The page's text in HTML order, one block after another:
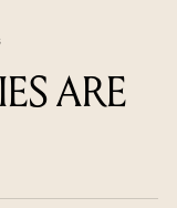
ARE